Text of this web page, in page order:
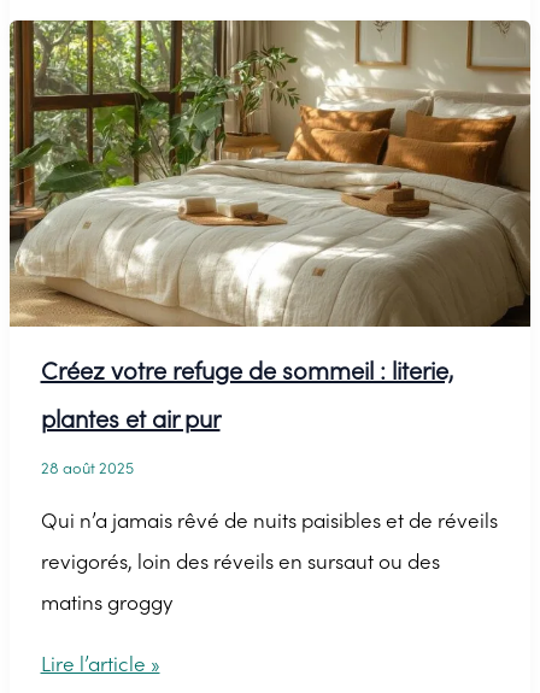
fleurs
LEGO®
?
Créez votre refuge de sommeil : literie,
plantes et air pur
28 août 2025
Qui n’a jamais rêvé de nuits paisibles et de réveils
revigorés, loin des réveils en sursaut ou des
matins groggy
Créez
Lire l’article »